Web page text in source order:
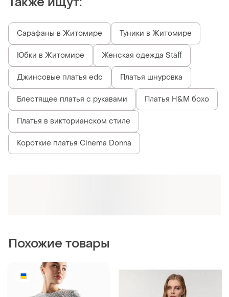
Сарафаны в Житомире Туники в Житомире
Юбки в Житомире Женская одежда Staff
Джинсовые платья edc Платья шнуровка
Блестящее платья с рукавами Платья H&M бохо
Платья в викторианском стиле
Короткие платья Cinema Donna